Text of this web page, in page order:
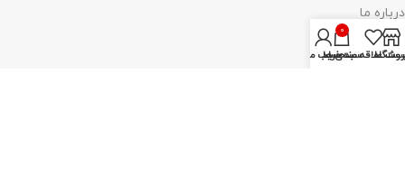
درباره ما
تماس با ما
علاقه مندی ها
0
سبد خرید
حساب من